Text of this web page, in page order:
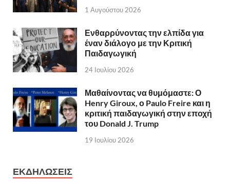
1 Αυγούστου 2026
Ενθαρρύνοντας την ελπίδα για
έναν διάλογο με την Κριτική
Παιδαγωγική
24 Ιουλίου 2026
Μαθαίνοντας να θυμόμαστε: Ο
Henry Giroux, ο Paulo Freire και η
κριτική παιδαγωγική στην εποχή
του Donald J. Trump
19 Ιουλίου 2026
ΕΚΔΗΛΩΣΕΙΣ